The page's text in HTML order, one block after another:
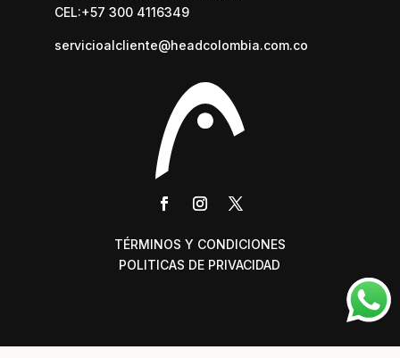
CEL:+57 300 4116349
servicioalcliente@headcolombia.com.co
TÉRMINOS Y CONDICIONES
POLITICAS DE PRIVACIDAD